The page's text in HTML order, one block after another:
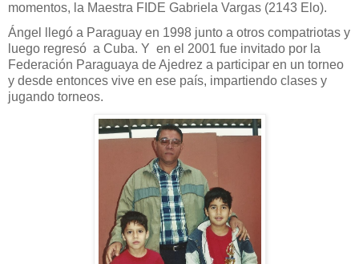
momentos, la Maestra FIDE Gabriela Vargas (2143 Elo).
Ángel llegó a Paraguay en 1998 junto a otros compatriotas y
luego regresó a Cuba. Y en el 2001 fue invitado por la
Federación Paraguaya de Ajedrez a participar en un torneo
y desde entonces vive en ese país, impartiendo clases y
jugando torneos.